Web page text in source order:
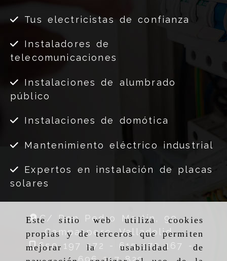
Este sitio web utiliza cookies
propias y de terceros que permiten
mejorar la usabilidad de
Tus electricistas de confianza
Instaladores de
telecomunicaciones
Instalaciones de alumbrado
público
Instalaciones de domótica
Mantenimiento eléctrico industrial
Expertos en instalación de placas
solares
C/ Don Pedro Martín, 90 -
Campaspero,Valladolid
650 197 572 -
615 179 167 -